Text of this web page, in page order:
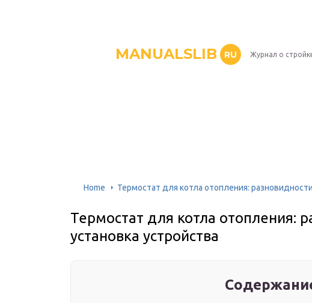
MANUALSLIB RU Журнал о
Home Термостат для котла отопления:
Термостат для котла отопления:
установка устройства